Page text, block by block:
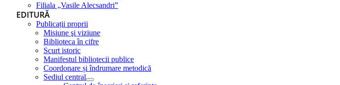
Filiala „Vasile Alecsandri”
EDITURĂ
Publicații proprii
Misiune şi viziune
Biblioteca în cifre
Scurt istoric
Manifestul bibliotecii publice
Coordonare și îndrumare metodică
Sediul central